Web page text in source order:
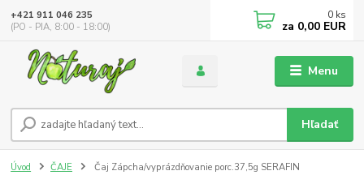
Menu
Hľadať
+421 911 046 235
(PO - PIA, 8:00 - 18:00)
0 ks
za 0,00 EUR
Úvod ČAJE Čaj Zápcha/vyprázdňovanie porc.37,5g SERAFIN